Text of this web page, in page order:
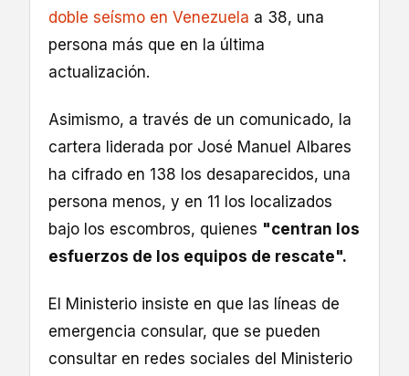
doble seísmo en Venezuela a 38, una
persona más que en la última
actualización.
Asimismo, a través de un comunicado, la
cartera liderada por José Manuel Albares
ha cifrado en 138 los desaparecidos, una
persona menos, y en 11 los localizados
bajo los escombros, quienes "centran los
esfuerzos de los equipos de rescate".
El Ministerio insiste en que las líneas de
emergencia consular, que se pueden
consultar en redes sociales del Ministerio